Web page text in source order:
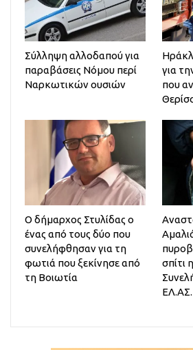
Σύλληψη αλλοδαπού για
παραβάσεις Νόμου περί
Ναρκωτικών ουσιών
για
που
Ο δήμαρχος Στυλίδας ο
ένας από τους δύο που
συνελήφθησαν για τη
φωτιά που ξεκίνησε από
τη Βοιωτία
σπίτι
ΕΛ.ΑΣ.